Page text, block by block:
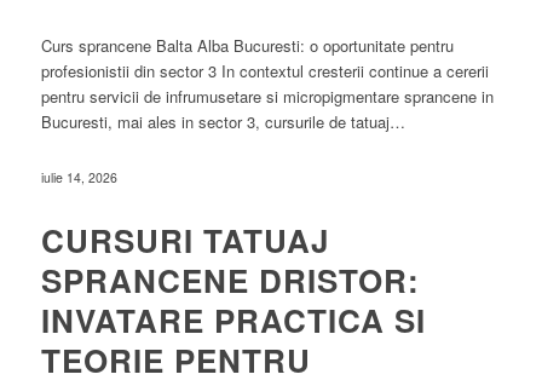
Curs sprancene Balta Alba Bucuresti: o oportunitate pentru
profesionistii din sector 3 In contextul cresterii continue a cererii
pentru servicii de infrumusetare si micropigmentare sprancene in
Bucuresti, mai ales in sector 3, cursurile de tatuaj…
iulie 14, 2026
CURSURI TATUAJ
SPRANCENE DRISTOR:
INVATARE PRACTICA SI
TEORIE PENTRU